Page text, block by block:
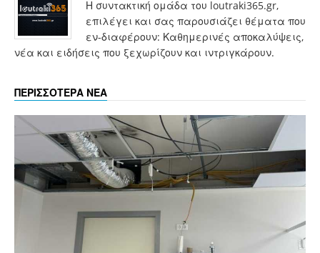
Η συντακτική ομάδα του loutraki365.gr,
επιλέγει και σας παρουσιάζει θέματα που
εν-διαφέρουν: Καθημερινές αποκαλύψεις,
νέα και ειδήσεις που ξεχωρίζουν και ιντριγκάρουν.
ΠΕΡΙΣΣΟΤΕΡΑ ΝΕΑ